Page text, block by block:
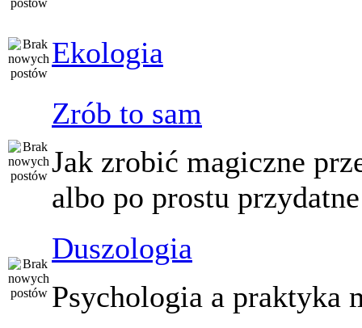
Ekologia
Zrób to sam
Jak zrobić magiczne
albo po prostu
Duszologia
Psychologia a praktyka